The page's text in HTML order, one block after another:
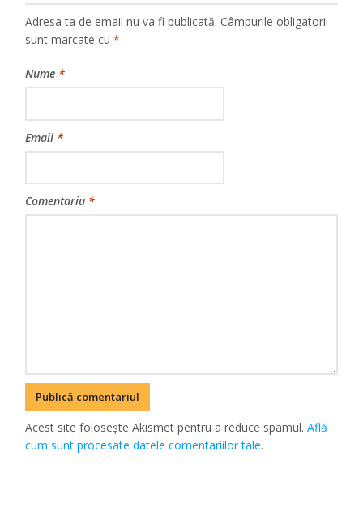
Adresa ta de email nu va fi publicată. Câmpurile obligatorii
sunt marcate cu*
Nume *
Email *
Comentariu *
Acest site folosește Akismet pentru a reduce spamul.Află
cum sunt procesate datele comentariilor tale.